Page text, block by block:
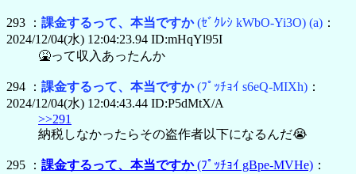
293 ： 課金するって、本当ですか(ｾﾞｸﾚｼ kWbO-Yi3O) (a) ：
2024/12/04(水) 12:04:23.94 ID:mHqYl95I
🤮って収入あったんか
294 ： 課金するって、本当ですか(ﾌﾟｯﾁｮｲ s6eQ-MIXh) ：
2024/12/04(水) 12:04:43.44 ID:P5dMtX/A
>>291
納税しなかったらその盗作者以下になるんだ😭
295 ： 課金するって、本当ですか(ﾌﾟｯﾁｮｲ gBpe-MVHe) ：